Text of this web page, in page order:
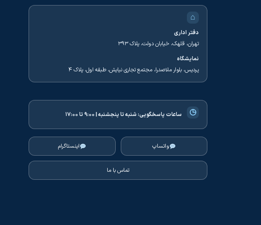
⌂
دفتر اداری
تهران، قلهک، خیابان دولت، پلاک ۳۹۳
نمایشگاه
پردیس، بلوار ملاصدرا، مجتمع تجاری نیایش، طبقه اول، پلاک ۴
◷ ساعات پاسخگویی:شنبه تا پنجشنبه | ۹:۰۰ تا ۱۷:۰۰
واتساپ اینستاگرام
تماس با ما